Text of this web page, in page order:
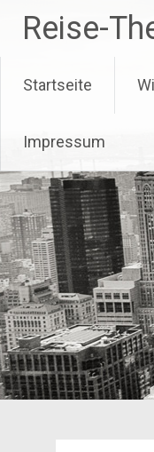
Inhalt
springen
Reise-
Startseite
Impressum